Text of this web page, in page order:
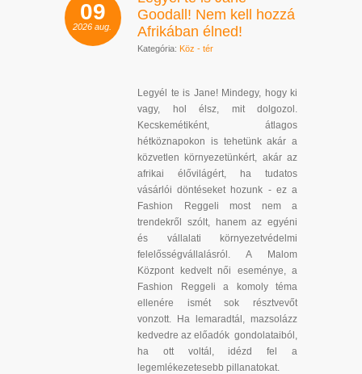
09
2026 aug.
Goodall! Nem kell hozzá
Afrikában élned!
Kategória: Köz - tér
Legyél te is Jane! Mindegy, hogy ki
vagy, hol élsz, mit dolgozol.
Kecskemétiként, átlagos
hétköznapokon is tehetünk akár a
közvetlen környezetünkért, akár az
afrikai élővilágért, ha tudatos
vásárlói döntéseket hozunk - ez a
Fashion Reggeli most nem a
trendekről szólt, hanem az egyéni
és vállalati környezetvédelmi
felelősségvállalásról. A Malom
Központ kedvelt női eseménye, a
Fashion Reggeli a komoly téma
ellenére ismét sok résztvevőt
vonzott. Ha lemaradtál, mazsolázz
kedvedre az előadók gondolataiból,
ha ott voltál, idézd fel a
legemlékezetesebb pillanatokat.